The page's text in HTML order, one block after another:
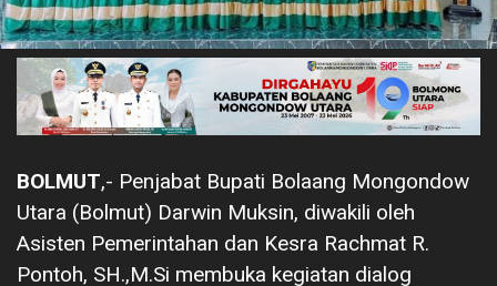
BOLMUT,- Penjabat Bupati Bolaang Mongondow
Utara (Bolmut) Darwin Muksin, diwakili oleh
Asisten Pemerintahan dan Kesra Rachmat R.
Pontoh, SH.,M.Si membuka kegiatan dialog